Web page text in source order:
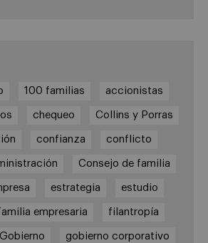
100 familias accionistas
chequeo Collins y Porras
confianza conflicto
Consejo de familia
estrategia estudio
empresaria filantropía
Gobierno gobierno corporativo